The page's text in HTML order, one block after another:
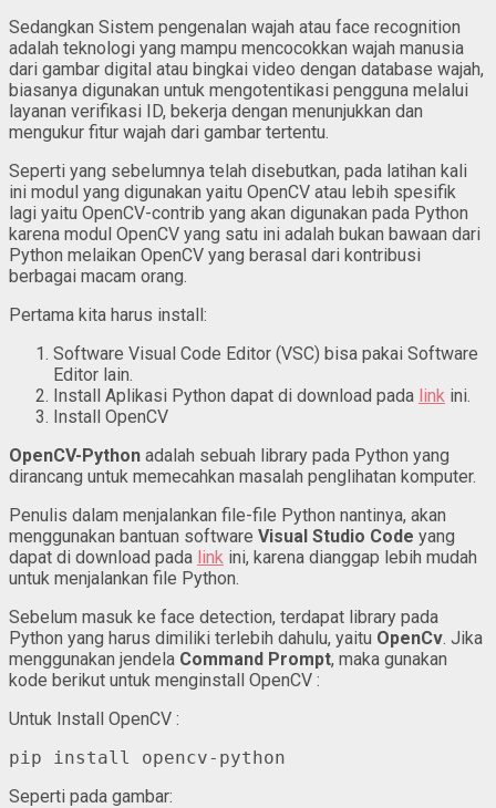
Sedangkan Sistem pengenalan wajah atau face recognition
adalah teknologi yang mampu mencocokkan wajah manusia
dari gambar digital atau bingkai video dengan database wajah,
biasanya digunakan untuk mengotentikasi pengguna melalui
layanan verifikasi ID, bekerja dengan menunjukkan dan
mengukur fitur wajah dari gambar tertentu.
Seperti yang sebelumnya telah disebutkan, pada latihan kali
ini modul yang digunakan yaitu OpenCV atau lebih spesifik
lagi yaitu OpenCV-contrib yang akan digunakan pada Python
karena modul OpenCV yang satu ini adalah bukan bawaan dari
Python melaikan OpenCV yang berasal dari kontribusi
berbagai macam orang.
Pertama kita harus install:
Software Visual Code Editor (VSC) bisa pakai Software
Editor lain.
Install Aplikasi Python dapat di download pada link ini.
Install OpenCV
OpenCV-Python adalah sebuah library pada Python yang
dirancang untuk memecahkan masalah penglihatan komputer.
Penulis dalam menjalankan file-file Python nantinya, akan
menggunakan bantuan software Visual Studio Code yang
dapat di download pada link ini, karena dianggap lebih mudah
untuk menjalankan file Python.
Sebelum masuk ke face detection, terdapat library pada
Python yang harus dimiliki terlebih dahulu, yaitu OpenCv . Jika
menggunakan jendela Command Prompt, maka gunakan
kode berikut untuk menginstall OpenCV :
Untuk Install OpenCV :
pip install opencv-python
Seperti pada gambar: